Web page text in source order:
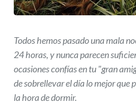
Todos hemos pasado una mala
24 horas, y nunca parecen
ocasiones confías en tu "gran
de sobrellevar el día lo mejor que
la hora de dormir.